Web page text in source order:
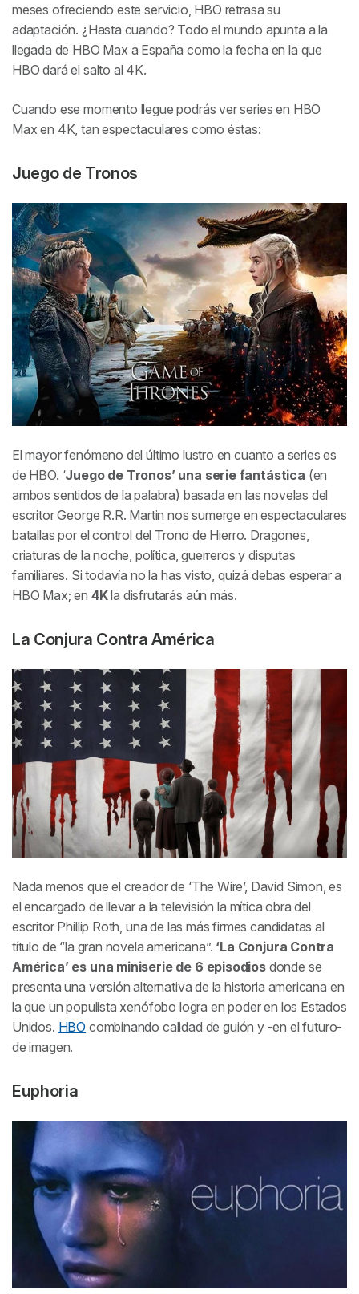
meses ofreciendo este servicio, HBO retrasa su
adaptación. ¿Hasta cuando? Todo el mundo apunta a la
llegada de HBO Max a España como la fecha en la que
HBO dará el salto al 4K.
Cuando ese momento llegue podrás ver series en HBO
Max en 4K, tan espectaculares como éstas:
Juego de Tronos
El mayor fenómeno del último lustro en cuanto a series es
de HBO. ‘Juego de Tronos’ una serie fantástica (en
ambos sentidos de la palabra) basada en las novelas del
escritor George R.R. Martin nos sumerge en espectaculares
batallas por el control del Trono de Hierro. Dragones,
criaturas de la noche, política, guerreros y disputas
familiares. Si todavía no la has visto, quizá debas esperar a
HBO Max; en 4Kla disfrutarás aún más.
La Conjura Contra América
Nada menos que el creador de ‘The Wire’, David Simon, es
el encargado de llevar a la televisión la mítica obra del
escritor Phillip Roth, una de las más firmes candidatas al
título de “la gran novela americana”. ‘La Conjura Contra
América’ es una miniserie de 6 episodios donde se
presenta una versión alternativa de la historia americana en
la que un populista xenófobo logra en poder en los Estados
Unidos. HBO combinando calidad de guión y -en el futuro-
de imagen.
Euphoria